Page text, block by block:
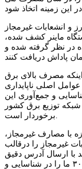
و انشعابات غیرمجاز
ماینر کشف شده،
در نظر گرفته شده و
مصرف بالای برق
اصلی ناپایداری
و جمع‌آوری این
شبکه توزیع برق کشور
با مصارف غیرمجاز،
غیرمجاز را درقالب
با ارسال آدرس دقیق
محل مشاهده دستگاه‌های ماینر به شماره ۳۰۰۰۵۱۲۱ ما را در شناسایی و